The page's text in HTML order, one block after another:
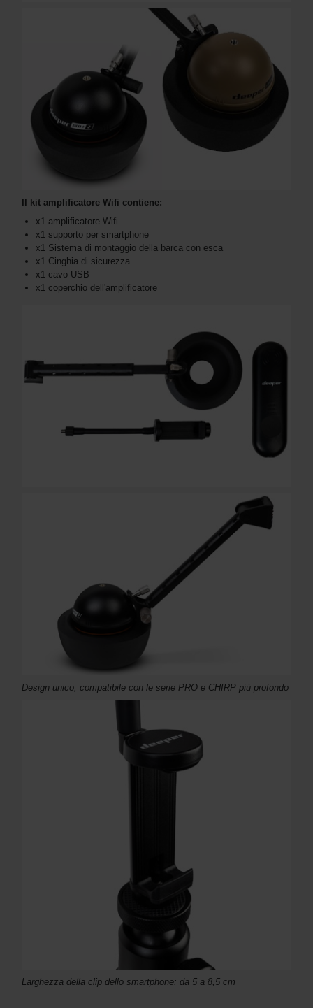
Il kit amplificatore Wifi contiene:
x1 amplificatore Wifi
x1 supporto per smartphone
x1 Sistema di montaggio della barca con esca
x1 Cinghia di sicurezza
x1 cavo USB
x1 coperchio dell'amplificatore
Design unico, compatibile con le serie PRO e CHIRP più profondo
Larghezza della clip dello smartphone: da 5 a 8,5 cm